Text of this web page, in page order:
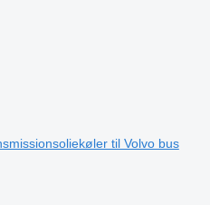
til Volvo bus